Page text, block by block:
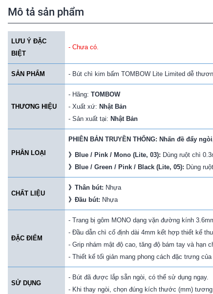
Mô tả sản phẩm
LƯU Ý ĐẶC
BIỆT
- Chưa có.
SẢN PHẨM - Bút chì kim bấm TOMBOW Lite Limited dễ
THƯƠNG HIỆU
- Hãng: TOMBOW
- Xuất xứ: Nhật Bản
- Sản xuất tại: Nhật Bản
PHÂN LOẠI
PHIÊN BẢN TRUYỀN THỐNG: Nhấn đề đẩy
》 Blue / Pink / Mono (Lite, 03): Dùng ruột chì
》 Blue / Green / Pink / Black (Lite, 05): Dùng
CHẤT LIỆU
》 Thân bút: Nhựa
》 Đầu bút: Nhựa
ĐẶC ĐIỂM
- Trang bị gôm MONO dạng vặn đường kính
- Đầu dẫn chì cố định dài 4mm kết hợp thiết kế
- Grip nhám mật độ cao, tăng độ bám tay và hạn
- Thiết kế tối giản mang phong cách đặc trưng của
SỬ DỤNG
- Bút đã được lắp sẵn ngòi, có thể sử dụng ngay.
- Khi thay ngòi, chọn đúng kích thước (mm)